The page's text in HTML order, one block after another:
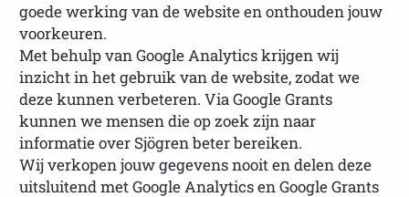
U bevindt zich hier: Homepage
Belangrijke
mededeling voor onze buitenlandse leden
goede werking van de website en onthouden jouw
voorkeuren.
Met behulp van Google Analytics krijgen wij
inzicht in het gebruik van de website, zodat we
deze kunnen verbeteren. Via Google Grants
kunnen we mensen die op zoek zijn naar
informatie over Sjögren beter bereiken.
Wij verkopen jouw gegevens nooit en delen deze
uitsluitend met Google Analytics en Google Grants